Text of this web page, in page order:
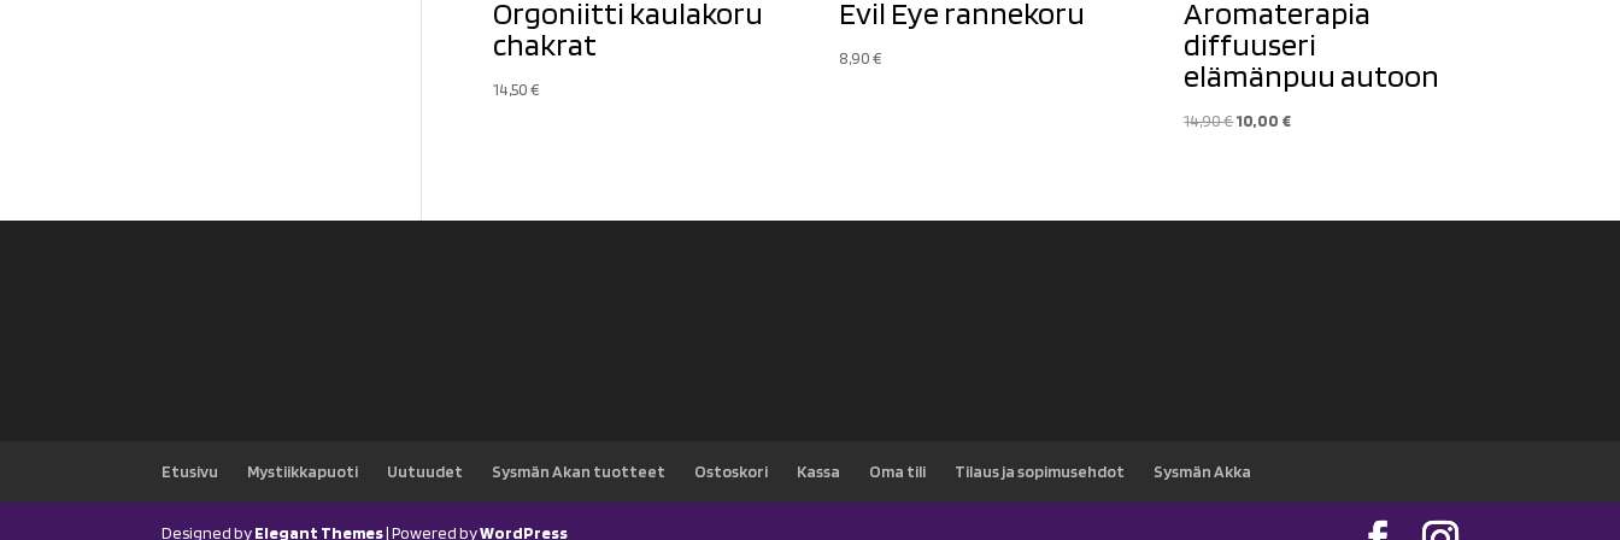
Orgoniitti kaulakoru
chakrat
14,50€
Evil Eye rannekoru
8,90€
Aromaterapia
diffuuseri
elämänpuu autoon
14,90€Alkuperäinen
10,00 €Nykyinen
Etusivu Mystiikkapuoti Uutuudet Sysmän Akan tuotteet Ostoskori Kassa Oma tili Tilaus ja sopimusehdot Sysmän Akka
Designed byElegant Themes| Powered byWordPress